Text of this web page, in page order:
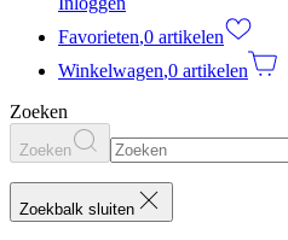
Favorieten,0 artikelen
Winkelwagen,0 artikelen
Zoeken
Zoeken
Zoekbalk sluiten